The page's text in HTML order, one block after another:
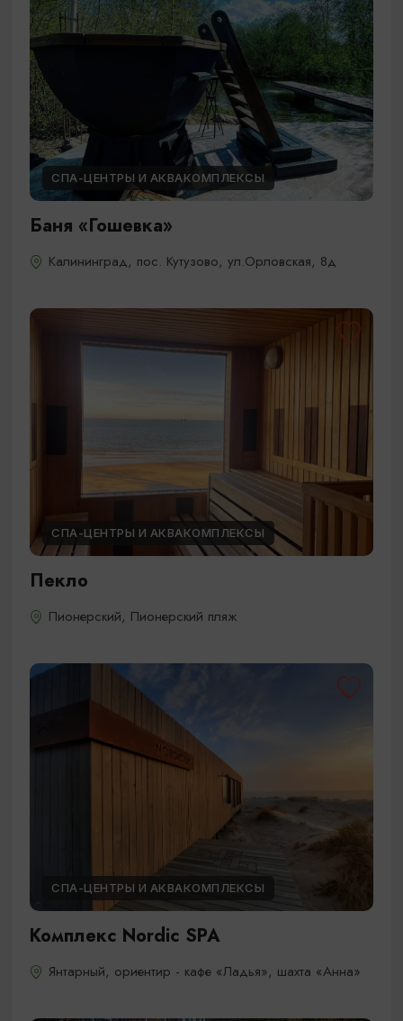
СПА-ЦЕНТРЫ И АКВАКОМПЛЕКСЫ
Баня «Гошевка»
Калининград, пос. Кутузово, ул.​Орловская, 8д
СПА-ЦЕНТРЫ И АКВАКОМПЛЕКСЫ
Пекло
Пионерский, Пионерский пляж
СПА-ЦЕНТРЫ И АКВАКОМПЛЕКСЫ
Комплекс Nordic SPA
Янтарный, ориентир - кафе «Ладья», шахта «Анна»